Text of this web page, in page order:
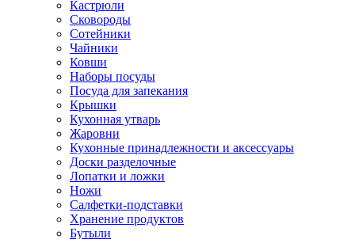
Кастрюли
Сковороды
Сотейники
Чайники
Ковши
Наборы посуды
Посуда для запекания
Крышки
Кухонная утварь
Жаровни
Кухонные принадлежности и аксессуары
Доски разделочные
Лопатки и ложки
Ножи
Салфетки-подставки
Хранение продуктов
Бутыли